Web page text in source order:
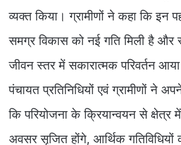
व्यक्त किया। ग्रामीणों ने कहा कि इन
समग्र विकास को नई गति मिली है और
जीवन स्तर में सकारात्मक परिवर्तन
पंचायत प्रतिनिधियों एवं ग्रामीणों ने
कि परियोजना के क्रियान्वयन से क्षेत्र
अवसर सृजित होंगे, आर्थिक गतिविधियों